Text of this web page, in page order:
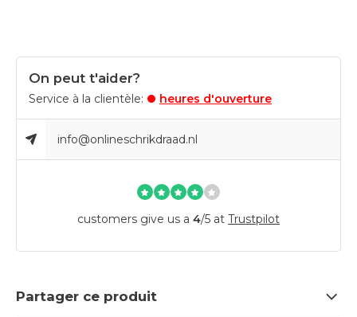
On peut t'aider?
Service à la clientèle: heures d'ouverture
info@onlineschrikdraad.nl
customers give us a 4/5 at Trustpilot
Partager ce produit